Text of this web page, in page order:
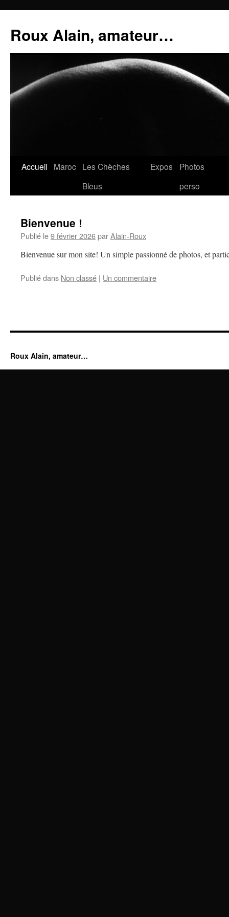
contenu
Roux Alain, amateur…
Accueil Maroc Les Chèches
Bleus
Expos
Photos
perso
Bienvenue !
Publié le9 février 2026parAlain-Roux
Bienvenue sur mon site! Un simple passionné de photos, et
Publié dans Non classé | Un commentaire
Roux Alain, amateur…